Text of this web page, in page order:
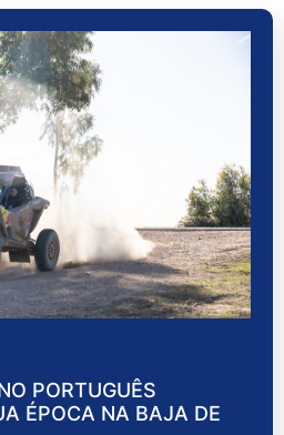
PORTUGUÊS
ÉPOCA NA BAJA DE